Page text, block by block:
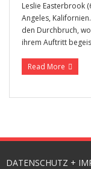
Leslie Easterbrook
Angeles,
den Durchbruch,
ihrem Auftritt
Read More
DATENSCHUTZ +